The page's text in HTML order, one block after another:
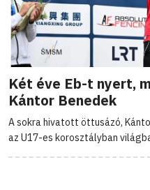
Két éve Eb-t nyert,
Kántor Benedek
A sokra hivatott öttusázó,
az U17-es korosztályban